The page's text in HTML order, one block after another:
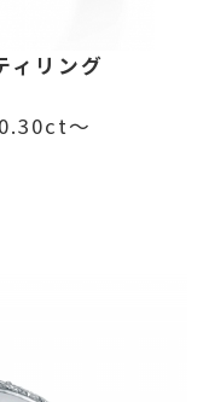
ィリング
～